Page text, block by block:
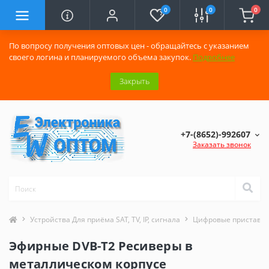
По вопросу получения оптовых цен - обращайтесь с указанием
своего логина и планируемого объема закупок. Подробнее
Закрыть
0 0 0
+7-(8652)-992607
Заказать звонок
Устройства Для приёма SAT, TV, IP, сигнала Цифровые
Эфирные DVB-T2 Ресиверы в
металлическом корпусе